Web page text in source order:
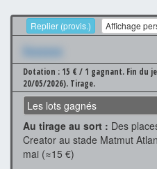
Replier (provis.) Affichage
Xxxxxxx
Dotation : 15 € / 1 gagnant. Fin du
20/05/2026). Tirage.
Les lots gagnés
Au tirage au sort : Des
Creator au stade Matmut
mai (≈15 €)